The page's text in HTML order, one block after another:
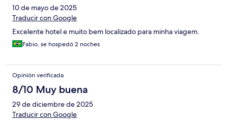
10 de mayo de 2025
Traducir con Google
Excelente hotel e muito bem localizado para minha viagem.
Fabio, se hospedó 2 noches
Opinión verificada
8/10 Muy buena
29 de diciembre de 2025
Traducir con Google